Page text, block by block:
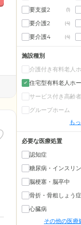
要支援2 (1)
要介護2 (4)
要介護4 (4)
施設種別
介護付き有料老人
住宅型有料老人ホ
サービス付き高齢
グループホーム
も
必要な医療処置
認知症
糖尿病・インスリン
脳梗塞・脳卒中
骨折・骨粗しょう症
心臓病
その他の医療